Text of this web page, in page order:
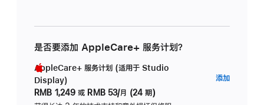
是否要添加 AppleCare+ 服务计划？
AppleCare+ 服务计划 (适用于 Studio
Display)
RMB 1,249 或 RMB 53/月 (24 期)
添加